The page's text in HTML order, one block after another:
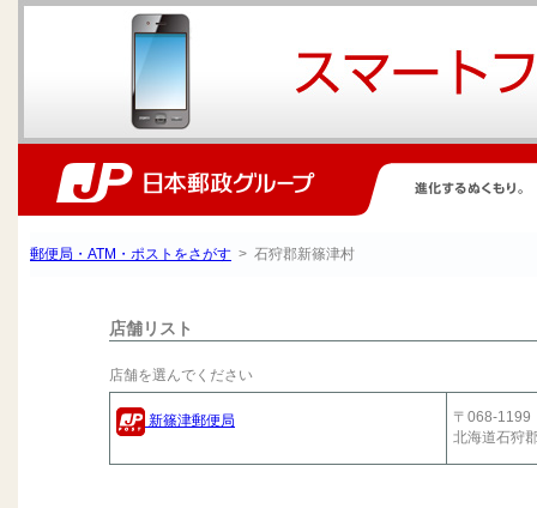
郵便局・ATM・ポストをさがす > 石狩郡新篠津村
店舗リスト
店舗を選んでください
新篠津郵便局
〒068-1199
北海道石狩